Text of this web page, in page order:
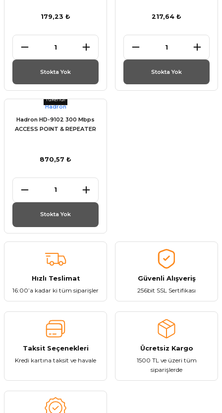
179,23 ₺
Stokta Yok
217,64 ₺
Stokta Yok
Tükendi
Hadron
Hadron HD-9102 300 Mbps
ACCESS POINT & REPEATER
870,57 ₺
Stokta Yok
Hızlı Teslimat
16:00’a kadar ki tüm siparişler
Güvenli Alışveriş
256bit SSL Sertifikası
Taksit Seçenekleri
Kredi kartına taksit ve havale
Ücretsiz Kargo
1500 TL ve üzeri tüm
siparişlerde